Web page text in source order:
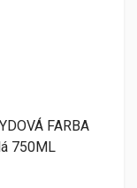
FARBA
750ML